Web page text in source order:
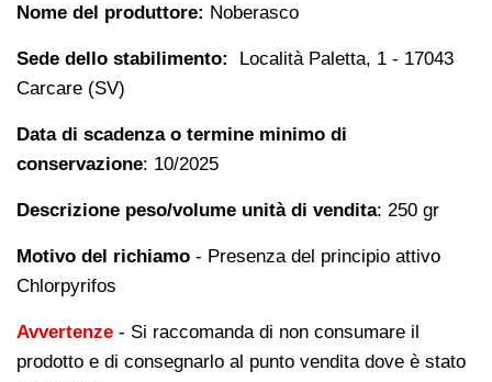
Nome del produttore: Noberasco
Sede dello stabilimento:
Località Paletta, 1 - 17043
Carcare (SV)
Data di scadenza o termine minimo di
conservazione: 10/2025
Descrizione peso/volume unità di vendita: 250 gr
Motivo del richiamo - Presenza del principio attivo
Chlorpyrifos
Avvertenze - Si raccomanda di non consumare il
prodotto e di consegnarlo al punto vendita dove è stato